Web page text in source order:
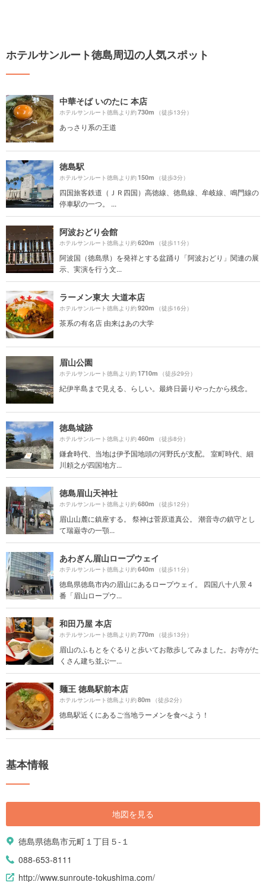
ホテルサンルート徳島周辺の人気スポット
中華そば いのたに 本店
ホテルサンルート徳島より約730m （徒歩13分）
あっさり系の王道
徳島駅
ホテルサンルート徳島より約150m （徒歩3分）
四国旅客鉄道（ＪＲ四国）高徳線、徳島線、牟岐線、鳴門線の
停車駅の一つ。 ...
阿波おどり会館
ホテルサンルート徳島より約620m （徒歩11分）
阿波国（徳島県）を発祥とする盆踊り「阿波おどり」関連の展
示、実演を行う文...
ラーメン東大 大道本店
ホテルサンルート徳島より約920m （徒歩16分）
茶系の有名店 由来はあの大学
眉山公園
ホテルサンルート徳島より約1710m （徒歩29分）
紀伊半島まで見える、らしい。最終日曇りやったから残念。
徳島城跡
ホテルサンルート徳島より約460m （徒歩8分）
鎌倉時代、当地は伊予国地頭の河野氏が支配。 室町時代、細
川頼之が四国地方...
徳島眉山天神社
ホテルサンルート徳島より約680m （徒歩12分）
眉山山麓に鎮座する。 祭神は菅原道真公。 潮音寺の鎮守とし
て瑞巌寺の一顎...
あわぎん眉山ロープウェイ
ホテルサンルート徳島より約640m （徒歩11分）
徳島県徳島市内の眉山にあるロープウェイ。 四国八十八景４
番「眉山ロープウ...
和田乃屋 本店
ホテルサンルート徳島より約770m （徒歩13分）
眉山のふもとをぐるりと歩いてお散歩してみました。お寺がた
くさん建ち並ぶ一...
麺王 徳島駅前本店
ホテルサンルート徳島より約80m （徒歩2分）
徳島駅近くにあるご当地ラーメンを食べよう！
基本情報
地図を見る
徳島県徳島市元町１丁目５-１
088-653-8111
http://www.sunroute-tokushima.com/